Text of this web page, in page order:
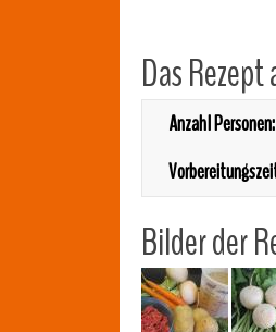
Das
Anzahl Personen:
Bilder der